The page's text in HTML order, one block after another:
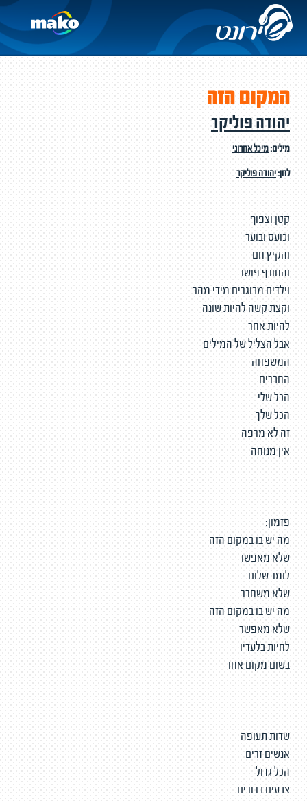
המקום הזה
יהודה פוליקר
מילים:מיכל אהרוני
לחן:יהודה פוליקר
קטן וצפוף
וכועס ובוער
והקיץ חם
והחורף פושר
וילדים מבוגרים מידי מהר
וקצת קשה להיות שונה
להיות אחר
אבל הצליל של המילים
המשפחה
החברים
הכל שלי
הכל שלך
זה לא מרפה
אין מנוחה
פזמון:
מה יש בו במקום הזה
שלא מאפשר
לומר שלום
שלא משחרר
מה יש בו במקום הזה
שלא מאפשר
לחיות בלעדיו
בשום מקום אחר
שדות תעופה
אנשים זרים
הכל גדול
צבעים ברורים